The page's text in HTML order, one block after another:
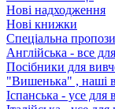
Нові надходження
Нові книжки
Спеціальна
Англійська - все
Посібники для
"Вишенька" , наші
Іспанська - усе для